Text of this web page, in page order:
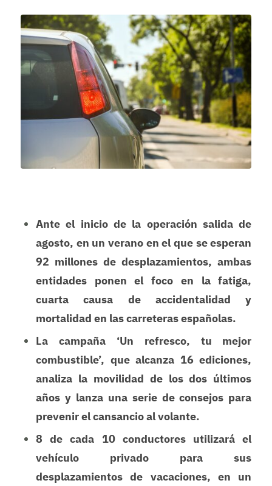
Ante el inicio de la operación salida de
agosto, en un verano en el que se esperan
92 millones de desplazamientos, ambas
entidades ponen el foco en la fatiga,
cuarta causa de accidentalidad y
mortalidad en las carreteras españolas.
La campaña ‘Un refresco, tu mejor
combustible’, que alcanza 16 ediciones,
analiza la movilidad de los dos últimos
años y lanza una serie de consejos para
prevenir el cansancio al volante.
8 de cada 10 conductores utilizará el
vehículo privado para sus
desplazamientos de vacaciones, en un